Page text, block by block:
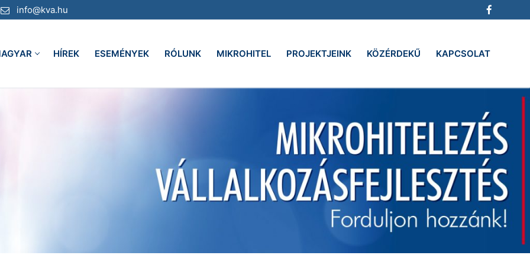
info@kva.hu
HÍREK ESEMÉNYEK RÓLUNK MIKROHITEL PROJEKTJEINK KÖZÉRDEKŰ KAPCSOLAT